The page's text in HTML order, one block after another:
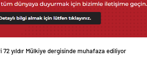
72 yıldır Mülkiye dergisinde muhafaza ediliyor